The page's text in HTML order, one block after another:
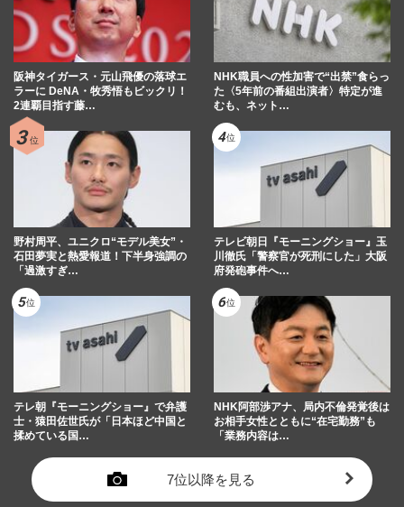
阪神タイガース・元山飛優の落球エ
ラーに DeNA・牧秀悟もビックリ！
2連覇目指す藤…
NHK職員への性加害で“出禁”食らっ
た〈5年前の番組出演者〉特定が進
むも、ネット…
野村周平、ユニクロ“モデル美女”・
石田夢実と熱愛報道！下半身強調の
「過激すぎ…
テレビ朝日『モーニングショー』玉
川徹氏「警察官が死刑にした」大阪
府発砲事件へ…
テレ朝『モーニングショー』で弁護
士・猿田佐世氏が「日本ほど中国と
揉めている国…
NHK阿部渉アナ、局内不倫発覚後は
お相手女性とともに“在宅勤務”も
「業務内容は…
7位以降を見る